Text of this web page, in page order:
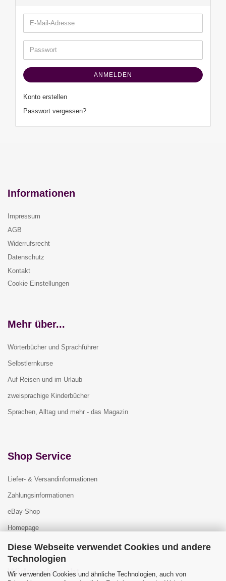
Diese Webseite verwendet Cookies und andere
Technologien
Wir verwenden Cookies und ähnliche Technologien, auch von
E-
Mail-
Adresse
Passwort
ANMELDEN
Konto erstellen
Passwort vergessen?
Informationen
Impressum
AGB
Widerrufsrecht
Datenschutz
Kontakt
Cookie Einstellungen
Mehr über...
Wörterbücher und Sprachführer
Selbstlernkurse
Auf Reisen und im Urlaub
zweisprachige Kinderbücher
Sprachen, Alltag und mehr - das Magazin
Shop Service
Liefer- & Versandinformationen
Zahlungsinformationen
eBay-Shop
Homepage
Widerrufsrecht